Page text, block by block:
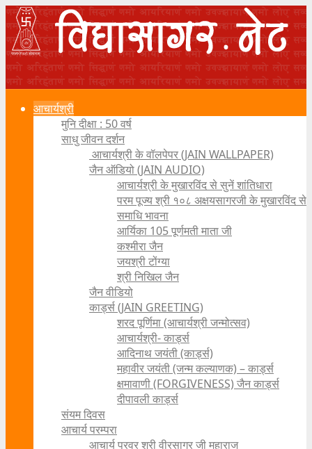
आचार्यश्री
मुनि दीक्षा : 50 वर्ष
साधु जीवन दर्शन
आचार्यश्री के वॉलपेपर (JAIN WALLPAPER)
जैन ऑडियो (JAIN AUDIO)
आचार्यश्री के मुखारविंद से सुनें शांतिधारा
परम पूज्य श्री १०८ अक्षयसागरजी के मुखारविंद से
समाधि भावना
आर्यिका 105 पूर्णमती माता जी
कश्मीरा जैन
जयश्री टोंग्या
श्री निखिल जैन
जैन वीडियो
कार्ड्स (JAIN GREETING)
शरद पूर्णिमा (आचार्यश्री जन्मोत्सव)
आचार्यश्री- कार्ड्स
आदिनाथ जयंती (कार्ड्स)
महावीर जयंती (जन्म कल्याणक) – कार्ड्स
क्षमावाणी (FORGIVENESS) जैन कार्ड्स
दीपावली कार्ड्स
संयम दिवस
आचार्य परम्परा
आचार्य प्रवर श्री वीरसागर जी महाराज